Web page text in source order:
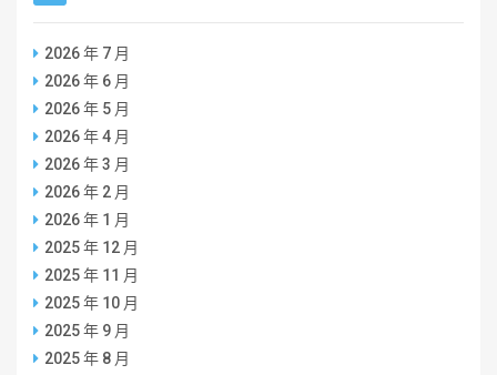
2026 年 7 月
2026 年 6 月
2026 年 5 月
2026 年 4 月
2026 年 3 月
2026 年 2 月
2026 年 1 月
2025 年 12 月
2025 年 11 月
2025 年 10 月
2025 年 9 月
2025 年 8 月